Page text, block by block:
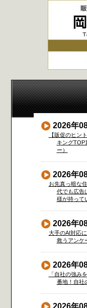
2026年
【販促のヒン
キング
ー）
2026年
お先真っ暗な
代でも広告
様が持って
2026年
大手のAI対応
救うアンケ
2026年
「自社の強み
番地！自社
2026年